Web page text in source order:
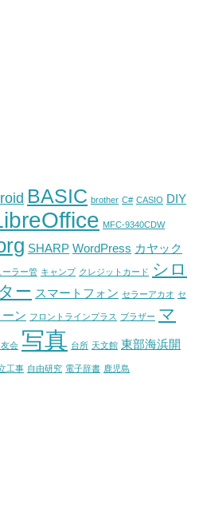
BASIC brother C# CASIO DIY
MFC-9340CDW
SHARP WordPress カヤック
ーラー管 キャンプ クレジットカード シロ
ー スマートフォン セラーアカオ セ
ーン フロントラインプラス ブラザー マ
会 写真 台所 天文館 東部海浜開
工事 自由研究 電子辞書 鹿児島